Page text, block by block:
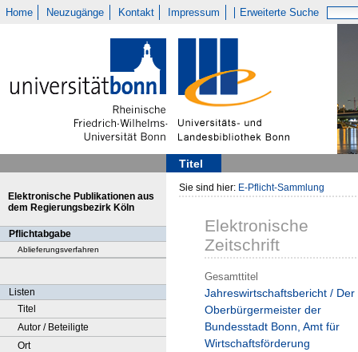
Home Neuzugänge Kontakt Impressum Erweiterte Suche
Titel
Elektronische Publikationen aus
dem Regierungsbezirk Köln
Pflichtabgabe
Ablieferungsverfahren
Listen
Titel
Autor / Beteiligte
Ort
Sie sind hier: E-Pflicht-Sammlung
Elektronische
Zeitschrift
Gesamttitel
Jahreswirtschaftsbericht / Der
Oberbürgermeister der
Bundesstadt Bonn, Amt für
Wirtschaftsförderung